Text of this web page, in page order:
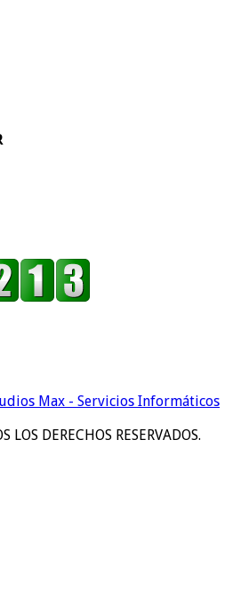
Max - Servicios Informáticos
DERECHOS RESERVADOS.